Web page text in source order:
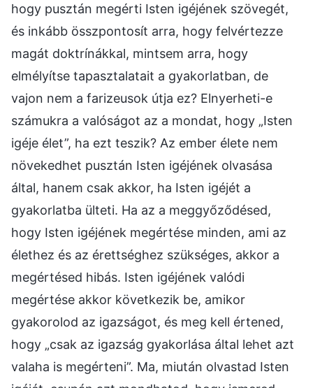
hogy pusztán megérti Isten igéjének szövegét,
és inkább összpontosít arra, hogy felvértezze
magát doktrínákkal, mintsem arra, hogy
elmélyítse tapasztalatait a gyakorlatban, de
vajon nem a farizeusok útja ez? Elnyerheti-e
számukra a valóságot az a mondat, hogy „Isten
igéje élet”, ha ezt teszik? Az ember élete nem
növekedhet pusztán Isten igéjének olvasása
által, hanem csak akkor, ha Isten igéjét a
gyakorlatba ülteti. Ha az a meggyőződésed,
hogy Isten igéjének megértése minden, ami az
élethez és az érettséghez szükséges, akkor a
megértésed hibás. Isten igéjének valódi
megértése akkor következik be, amikor
gyakorolod az igazságot, és meg kell értened,
hogy „csak az igazság gyakorlása által lehet azt
valaha is megérteni”. Ma, miután olvastad Isten